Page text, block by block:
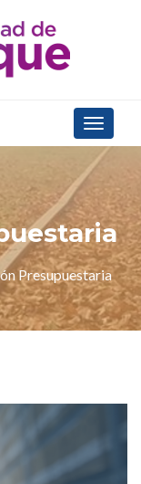
Toggle
Presupuestaria